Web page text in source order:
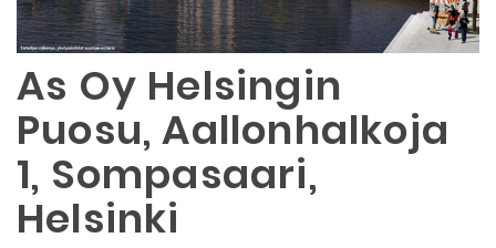
As Oy Helsingin
Puosu, Aallonhalkoja
1, Sompasaari,
Helsinki